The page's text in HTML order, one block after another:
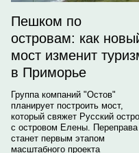
Пешком по
островам: как
мост изменит
в Приморье
Группа компаний "Остов"
планирует построить мост,
который свяжет Русский
с островом Елены. Переправа
станет первым этапом
масштабного проекта